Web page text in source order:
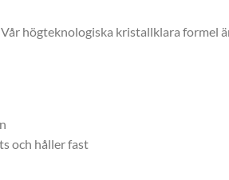
högteknologiska kristallklara formel
och håller fast